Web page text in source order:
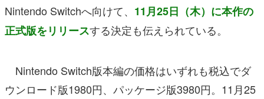
Nintendo Switchへ向けて、 11月25日（木）に本作の
正式版をリリースする決定も伝えられている。
Nintendo Switch版本編の価格はいずれも税込でダ
ウンロード版1980円、パッケージ版3980円。11月25